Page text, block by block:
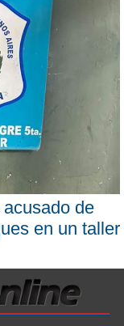
de
en un taller